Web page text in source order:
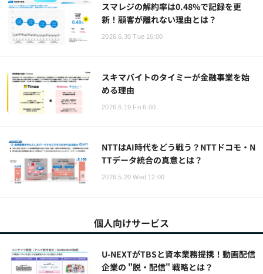
スマレジの解約率は0.48%で記録を更
新！顧客が離れない理由とは？
2026.6.30 Tue 16:00
スキマバイトのタイミーが金融事業を始
める理由
2026.6.19 Fri 6:00
NTTはAI時代をどう戦う？NTTドコモ・N
TTデータ統合の真意とは？
2026.5.20 Wed 12:00
個人向けサービス
U-NEXTがTBSと資本業務提携！動画配信
企業の "脱・配信" 戦略とは？